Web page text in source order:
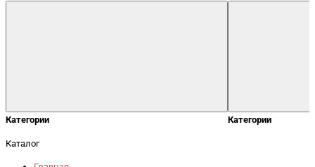
Категории Категории
Каталог